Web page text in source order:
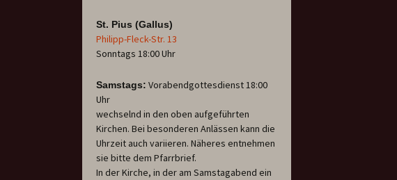
St. Pius (Gallus)
Philipp-Fleck-Str. 13
Sonntags 18:00 Uhr
Samstags: Vorabendgottesdienst 18:00
Uhr
wechselnd in den oben aufgeführten
Kirchen. Bei besonderen Anlässen kann die
Uhrzeit auch variieren. Näheres entnehmen
sie bitte dem Pfarrbrief.
In der Kirche, in der am Samstagabend ein